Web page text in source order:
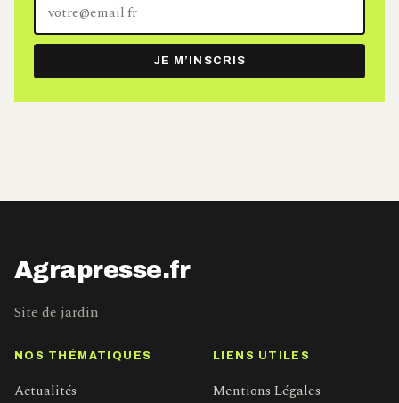
adresse
e-
mail
JE M’INSCRIS
Agrapresse.fr
Site de jardin
NOS THÉMATIQUES
Actualités
LIENS UTILES
Mentions Légales